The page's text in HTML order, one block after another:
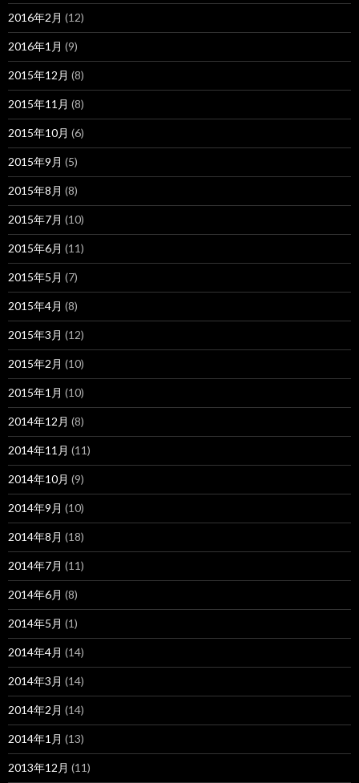
2016年2月 (12)
2016年1月 (9)
2015年12月 (8)
2015年11月 (8)
2015年10月 (6)
2015年9月 (5)
2015年8月 (8)
2015年7月 (10)
2015年6月 (11)
2015年5月 (7)
2015年4月 (8)
2015年3月 (12)
2015年2月 (10)
2015年1月 (10)
2014年12月 (8)
2014年11月 (11)
2014年10月 (9)
2014年9月 (10)
2014年8月 (18)
2014年7月 (11)
2014年6月 (8)
2014年5月 (1)
2014年4月 (14)
2014年3月 (14)
2014年2月 (14)
2014年1月 (13)
2013年12月 (11)